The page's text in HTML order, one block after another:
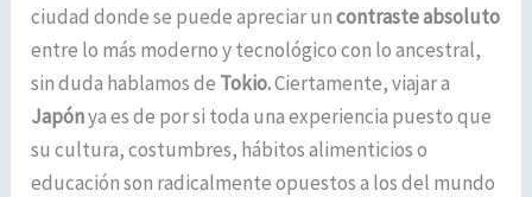
ciudad donde se puede apreciar uncontraste absoluto
entre lo más moderno y tecnológico con lo ancestral,
sin duda hablamos de Tokio.Ciertamente, viajar a
Japónya es de por si toda una experiencia puesto que
su cultura, costumbres, hábitos alimenticios o
educación son radicalmente opuestos a los del mundo